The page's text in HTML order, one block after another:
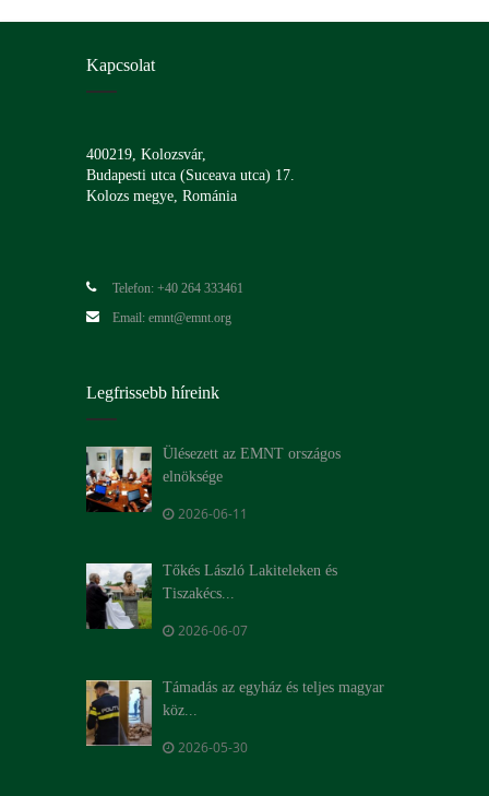
Kapcsolat
400219, Kolozsvár,
Budapesti utca (Suceava utca) 17.
Kolozs megye, Románia
Telefon: +40 264 333461
Email: emnt@emnt.org
Legfrissebb híreink
Ülésezett az EMNT országos
elnöksége
2026-06-11
Tőkés László Lakiteleken és
Tiszakécs...
2026-06-07
Támadás az egyház és teljes magyar
köz...
2026-05-30